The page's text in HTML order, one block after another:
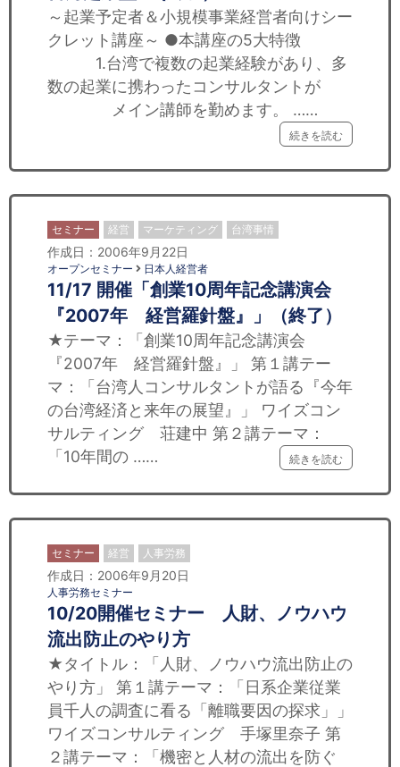
～起業予定者＆小規模事業経営者向けシー
クレット講座～ ●本講座の5大特徴
1.台湾で複数の起業経験があり、多
数の起業に携わったコンサルタントが
メイン講師を勤めます。 ……
続きを読む
セミナー 経営 マーケティング 台湾事情
作成日：2006年9月22日
オープンセミナー 日本人経営者
11/17 開催「創業10周年記念講演会
『2007年 経営羅針盤』」（終了）
★テーマ：「創業10周年記念講演会
『2007年 経営羅針盤』」 第１講テー
マ：「台湾人コンサルタントが語る『今年
の台湾経済と来年の展望』」 ワイズコン
サルティング 荘建中 第２講テーマ：
「10年間の ……
続きを読む
セミナー 経営 人事労務
作成日：2006年9月20日
人事労務セミナー
10/20開催セミナー 人財、ノウハウ
流出防止のやり方
★タイトル：「人財、ノウハウ流出防止の
やり方」 第１講テーマ：「日系企業従業
員千人の調査に看る「離職要因の探求」」
ワイズコンサルティング 手塚里奈子 第
２講テーマ：「機密と人材の流出を防ぐ